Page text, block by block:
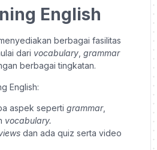
English
berbagai fasilitas
dari vocabulary grammar
berbagai tingkatan.
English:
aspek seperti grammar,
vocabulary.
dan ada quiz serta video